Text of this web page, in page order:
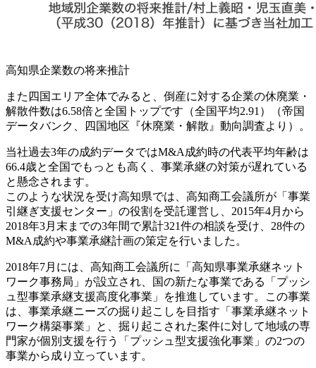
高知県企業数の将来推計
また四国エリア全体でみると、倒産に対する企業の休廃業・
解散件数は6.58倍と全国トップです（全国平均2.91）（帝国
データバンク、四国地区『休廃業・解散』動向調査より）。
当社過去3年の成約データではM&A成約時の代表平均年齢は
66.4歳と全国でもっとも高く、事業承継の対策が遅れている
と懸念されます。
このような状況を受け高知県では、高知商工会議所が「事業
引継ぎ支援センター」の役割を受託運営し、2015年4月から
2018年3月末までの3年間で累計321件の相談を受け、28件の
M&A成約や事業承継計画の策定を行いました。
2018年7月には、高知商工会議所に「高知県事業承継ネット
ワーク事務局」が設立され、国の新たな事業である「プッシ
ュ型事業承継支援高度化事業」を推進しています。この事業
は、事業承継ニーズの掘り起こしを目指す「事業承継ネット
ワーク構築事業」と、掘り起こされた案件に対して地域の専
門家が個別支援を行う「プッシュ型支援強化事業」の2つの
事業から成り立っています。